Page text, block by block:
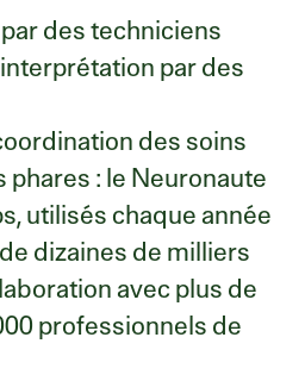
des techniciens
par des
des soins
phares : le Neuronaute
utilisés chaque année
dizaines de milliers
avec plus de
professionnels de